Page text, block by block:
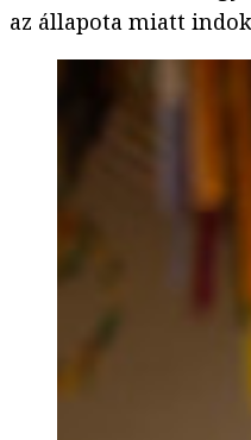
az állapota miatt